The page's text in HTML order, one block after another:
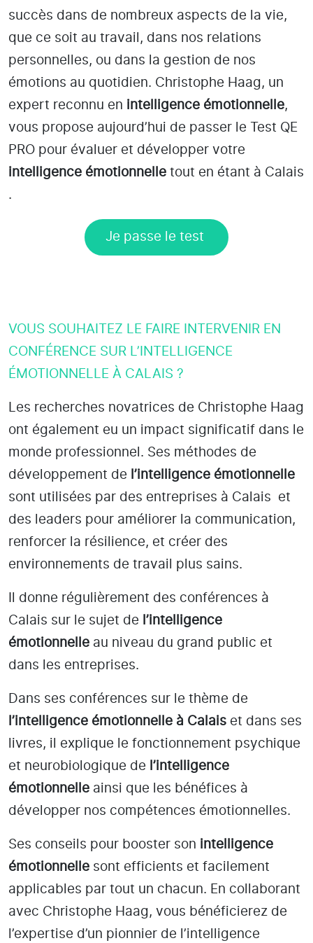
succès dans de nombreux aspects de la vie,
que ce soit au travail, dans nos relations
personnelles, ou dans la gestion de nos
émotions au quotidien. Christophe Haag, un
expert reconnu en intelligence émotionnelle,
vous propose aujourd’hui de passer le Test QE
PRO pour évaluer et développer votre
intelligence émotionnelle tout en étant à Calais
.
Je passe le test
VOUS SOUHAITEZ LE FAIRE INTERVENIR EN
CONFÉRENCE SUR L’INTELLIGENCE
ÉMOTIONNELLE À CALAIS ?
Les recherches novatrices de Christophe Haag
ont également eu un impact significatif dans le
monde professionnel. Ses méthodes de
développement de l’intelligence émotionnelle
sont utilisées par des entreprises à Calais
et
des leaders pour améliorer la communication,
renforcer la résilience, et créer des
environnements de travail plus sains.
Il donne régulièrement des conférences à
Calais sur le sujet de l’intelligence
émotionnelle au niveau du grand public et
dans les entreprises.
Dans ses conférences sur le thème de
l’intelligence émotionnelle à Calais et dans ses
livres, il explique le fonctionnement psychique
et neurobiologique de l’intelligence
émotionnelle ainsi que les bénéfices à
développer nos compétences émotionnelles.
Ses conseils pour booster son intelligence
émotionnelle sont efficients et facilement
applicables par tout un chacun. En collaborant
avec Christophe Haag, vous bénéficierez de
l’expertise d’un pionnier de l’intelligence